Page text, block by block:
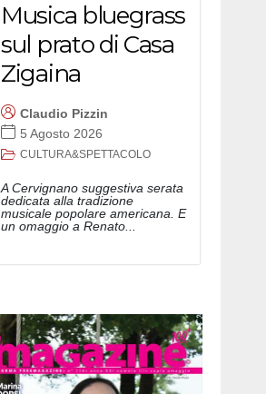
Musica bluegrass
sul prato di Casa
Zigaina
Claudio Pizzin
5 Agosto 2026
CULTURA&SPETTACOLO
A Cervignano suggestiva serata
dedicata alla tradizione
musicale popolare americana. E
un omaggio a Renato...